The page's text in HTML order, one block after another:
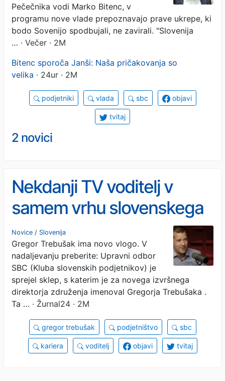
Pečečnika vodi Marko Bitenc, v
programu nove vlade prepoznavajo prave ukrepe, ki
bodo Sovenijo spodbujali, ne zavirali. "Slovenija
… · Večer · 2M
Bitenc sporoča Janši: Naša pričakovanja so
velika · 24ur · 2M
podjetniki vlada sbc objavi
tvitaj
2 novici
Nekdanji TV voditelj v
samem vrhu slovenskega
podjetništva
Novice / Slovenija
Gregor Trebušak ima novo vlogo. V
nadaljevanju preberite: Upravni odbor
SBC (Kluba slovenskih podjetnikov) je
sprejel sklep, s katerim je za novega izvršnega
direktorja združenja imenoval Gregorja Trebušaka .
Ta … · Žurnal24 · 2M
gregor trebušak podjetništvo sbc
kariera voditelj objavi tvitaj